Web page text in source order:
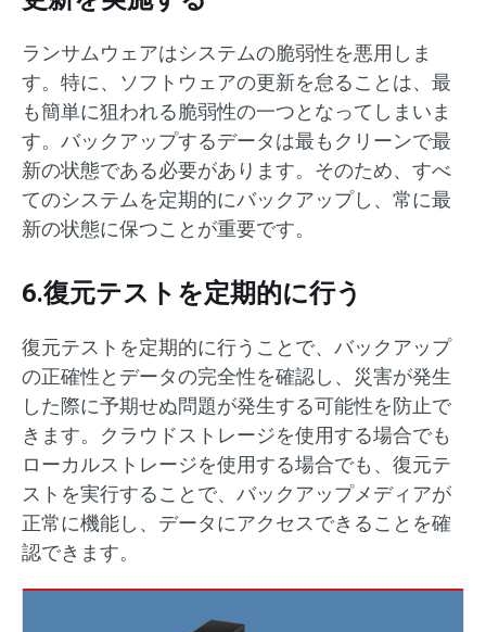
ランサムウェアはシステムの脆弱性を悪用しま
す。特に、ソフトウェアの更新を怠ることは、最
も簡単に狙われる脆弱性の一つとなってしまいま
す。バックアップするデータは最もクリーンで最
新の状態である必要があります。そのため、すべ
てのシステムを定期的にバックアップし、常に最
新の状態に保つことが重要です。
6.復元テストを定期的に行う
復元テストを定期的に行うことで、バックアップ
の正確性とデータの完全性を確認し、災害が発生
した際に予期せぬ問題が発生する可能性を防止で
きます。クラウドストレージを使用する場合でも
ローカルストレージを使用する場合でも、復元テ
ストを実行することで、バックアップメディアが
正常に機能し、データにアクセスできることを確
認できます。